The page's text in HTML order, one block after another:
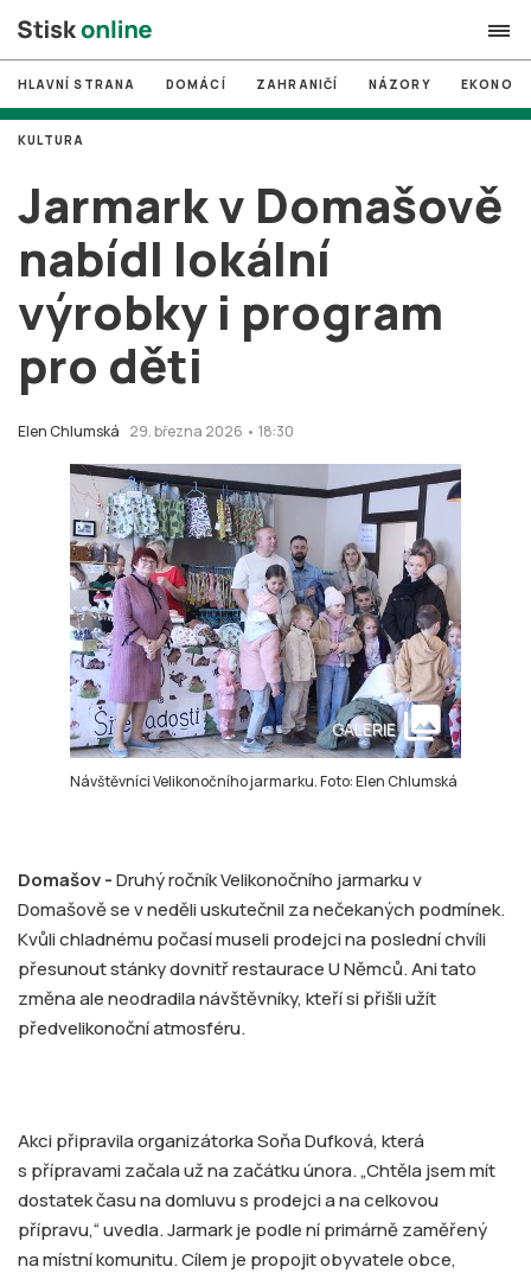
search
# MUNI
Brno
# volby
login PŘIHLÁSIT SE
Zapomněli jste heslo?
Založit nový účet
HLAVNÍ STRANA DOMÁCÍ ZAHRANIČÍ NÁZORY
Jarmark v Domašově
nabídl lokální
výrobky i program
pro děti
Elen Chlumská 29. března 2026 • 18:30
KULTURA
Návštěvníci Velikonočního jarmarku. Foto: Elen Chlumská
GALERIE collections
Domašov -Druhý ročník Velikonočního jarmarku v
Domašově se v neděli uskutečnil za nečekaných podmínek.
Kvůli chladnému počasí museli prodejci na poslední chvíli
přesunout stánky dovnitř restaurace U Němců. Ani tato
změna ale neodradila návštěvníky, kteří si přišli užít
předvelikonoční atmosféru.
Akci připravila organizátorka Soňa Dufková, která
s přípravami začala už na začátku února. „Chtěla jsem mít
dostatek času na domluvu s prodejci a na celkovou
přípravu,“ uvedla. Jarmark je podle ní primárně zaměřený
na místní komunitu. Cílem je propojit obyvatele obce,